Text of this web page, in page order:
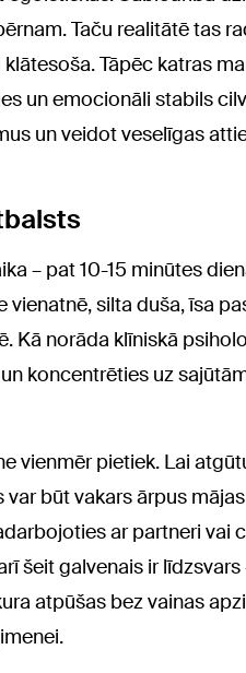
Taču realitātē tas
Tāpēc katras
un emocionāli stabils
un veidot veselīgas
– pat 10-15 minūtes
vienatnē, silta duša, īsa
Kā norāda klīniskā
koncentrēties uz
vienmēr pietiek. Lai
būt vakars ārpus
ar partneri vai
šeit galvenais ir līdzsvars
atpūšas bez vainas